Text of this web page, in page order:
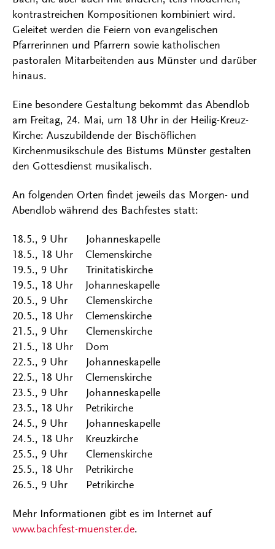
kontrastreichen Kompositionen kombiniert wird.
Geleitet werden die Feiern von evangelischen
Pfarrerinnen und Pfarrern sowie katholischen
pastoralen Mitarbeitenden aus Münster und darüber
hinaus.
Eine besondere Gestaltung bekommt das Abendlob
am Freitag, 24. Mai, um 18 Uhr in der Heilig-Kreuz-
Kirche: Auszubildende der Bischöflichen
Kirchenmusikschule des Bistums Münster gestalten
den Gottesdienst musikalisch.
An folgenden Orten findet jeweils das Morgen- und
Abendlob während des Bachfestes statt:
18.5., 9 Uhr Johanneskapelle
18.5., 18 Uhr Clemenskirche
19.5., 9 Uhr Trinitatiskirche
19.5., 18 Uhr Johanneskapelle
20.5., 9 Uhr Clemenskirche
20.5., 18 Uhr Clemenskirche
21.5., 9 Uhr Clemenskirche
21.5., 18 Uhr Dom
22.5., 9 Uhr Johanneskapelle
22.5., 18 Uhr Clemenskirche
23.5., 9 Uhr Johanneskapelle
23.5., 18 Uhr Petrikirche
24.5., 9 Uhr Johanneskapelle
24.5., 18 Uhr Kreuzkirche
25.5., 9 Uhr Clemenskirche
25.5., 18 Uhr Petrikirche
26.5., 9 Uhr Petrikirche
Mehr Informationen gibt es im Internet auf
www.bachfest-muenster.de.